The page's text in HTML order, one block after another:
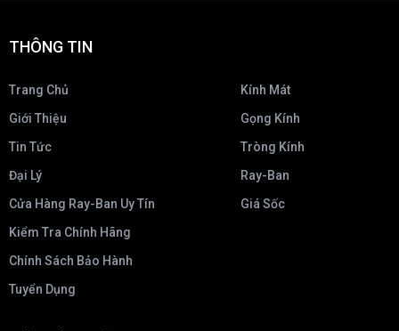
THÔNG TIN
Trang Chủ
Giới Thiệu
Tin Tức
Đại Lý
Cửa Hàng Ray-Ban Uy Tín
Kiểm Tra Chính Hãng
Chính Sách Bảo Hành
Tuyển Dụng
Kính Mát
Gọng Kính
Tròng Kính
Ray-Ban
Giá Sốc